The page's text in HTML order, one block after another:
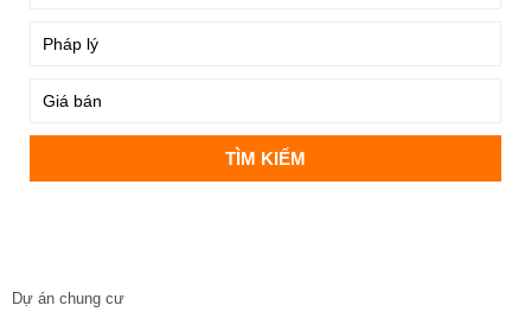
Dự án chung cư